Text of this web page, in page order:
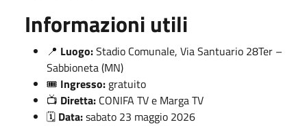
Informazioni utili
📍 Luogo:Stadio Comunale, Via Santuario 28Ter –
Sabbioneta (MN)
🎟️ Ingresso: gratuito
📺 Diretta: CONIFA TV e Marga TV
🗓️ Data:sabato 23 maggio 2026